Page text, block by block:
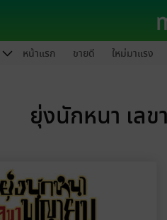
หน้าแรก ขายดี ใหม่มาแรง
ยุ่งนักหนา เล